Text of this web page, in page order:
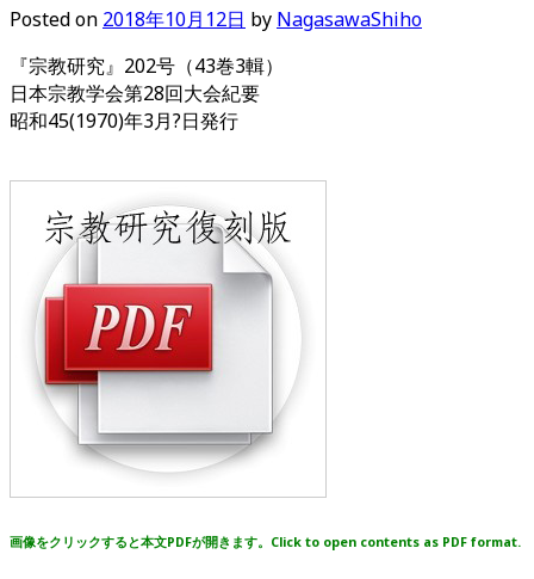
Postedon 2018年10月12日 by NagasawaShiho
『宗教研究』202号（43巻3輯）
日本宗教学会第28回大会紀要
昭和45(1970)年3月?日発行
画像をクリックすると本文PDFが開きます。Click to open contents as PDF format.